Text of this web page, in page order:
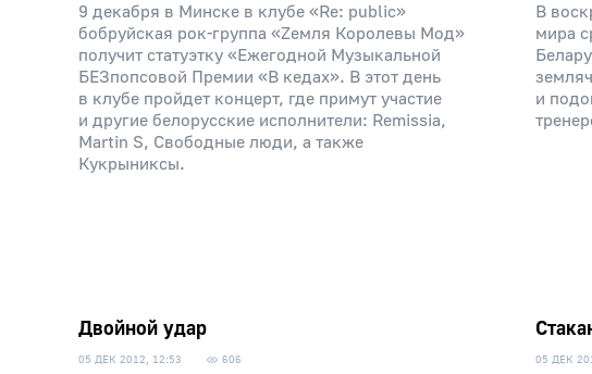
9 декабря в Минске в клубе «Re: public»
бобруйская рок-группа «Zемля Королевы Мод»
получит статуэтку «Ежегодной Музыкальной
БЕЗпопсовой Премии «В кедах». В этот день
в клубе пройдет концерт, где примут участие
и другие белорусские исполнители: Remissia,
Martin S, Свободные люди, а также
Кукрыниксы.
В
мира
и
Двойной удар
05 ДЕК 2012, 12:53 606 05 ДЕК